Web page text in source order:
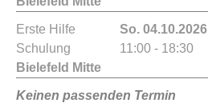
Erste Hilfe
Schulung
Bielefeld Mitte
So. 04.10.2026
11:00 - 18:30
Keinen passenden Termin